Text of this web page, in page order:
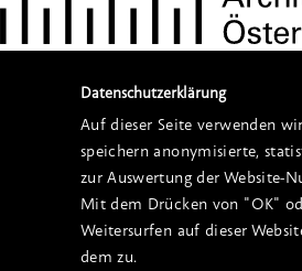
Datenschutzerklärung
Auf dieser Seite verwenden
speichern anonymisierte,
zur Auswertung der Website-
Mit dem Drücken von "OK"
Weitersurfen auf dieser
dem zu.